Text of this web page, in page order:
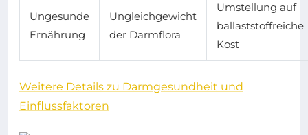
Ungesunde
Ernährung
Ungleichgewicht
der Darmflora
Umstellung auf
ballaststoffreiche
Kost
Weitere Details zu Darmgesundheit und
Einflussfaktoren